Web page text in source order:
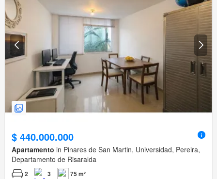
$ 440.000.000
Apartamento in Pinares de San Martin, Universidad, Pereira,
Departamento de Risaralda
2 3 75 m²